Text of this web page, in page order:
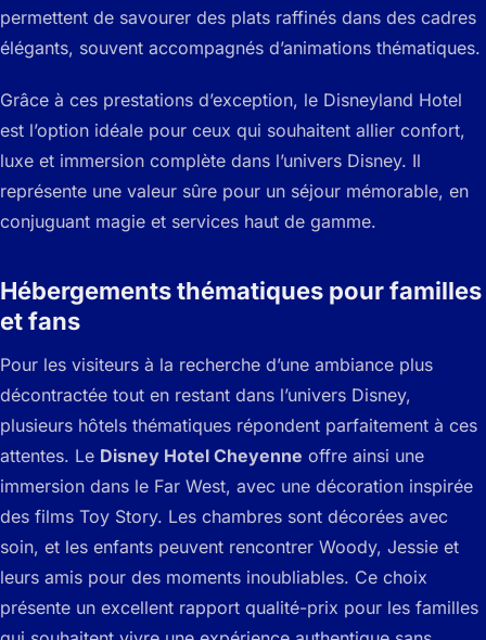
permettent de savourer des plats raffinés dans des cadres
élégants, souvent accompagnés d’animations thématiques.
Grâce à ces prestations d’exception, le Disneyland Hotel
est l’option idéale pour ceux qui souhaitent allier confort,
luxe et immersion complète dans l’univers Disney. Il
représente une valeur sûre pour un séjour mémorable, en
conjuguant magie et services haut de gamme.
Hébergements thématiques pour familles
et fans
Pour les visiteurs à la recherche d’une ambiance plus
décontractée tout en restant dans l’univers Disney,
plusieurs hôtels thématiques répondent parfaitement à ces
attentes. Le Disney Hotel Cheyenne offre ainsi une
immersion dans le Far West, avec une décoration inspirée
des films Toy Story. Les chambres sont décorées avec
soin, et les enfants peuvent rencontrer Woody, Jessie et
leurs amis pour des moments inoubliables. Ce choix
présente un excellent rapport qualité-prix pour les familles